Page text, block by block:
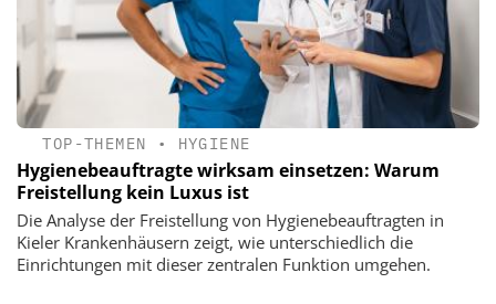
TOP-THEMEN • HYGIENE
Hygienebeauftragte wirksam einsetzen: Warum
Freistellung kein Luxus ist
Die Analyse der Freistellung von Hygienebeauftragten in
Kieler Krankenhäusern zeigt, wie unterschiedlich die
Einrichtungen mit dieser zentralen Funktion umgehen.